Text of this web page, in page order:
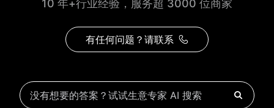
10 年+行业经验，服务超 3000 位商家
有任何问题？请联系